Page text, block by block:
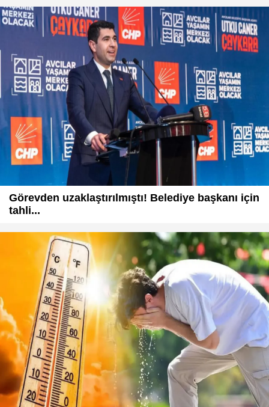
Görevden uzaklaştırılmıştı! Belediye başkanı için
tahli...